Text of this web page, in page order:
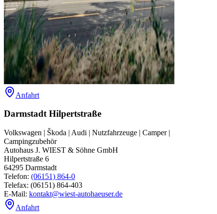
Anfahrt
Darmstadt Hilpertstraße
Volkswagen | Škoda | Audi | Nutzfahrzeuge | Camper |
Campingzubehör
Autohaus J. WIEST & Söhne GmbH
Hilpertstraße 6
64295 Darmstadt
Telefon: (06151) 864-0
Telefax: (06151) 864-403
E-Mail: kontakt@wiest-autohaeuser.de
Anfahrt